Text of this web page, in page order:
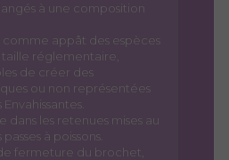
à une composition
comme appât des espèces
taille réglementaire,
de créer des
ou non représentées
dans les retenues mises au
à poissons.
fermeture du brochet,